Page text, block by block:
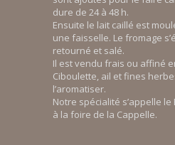
dure de 24 à 48 h.
Ensuite le lait caillé est
une faisselle. Le fromage
retourné et salé.
Il est vendu frais ou affiné
Ciboulette, ail et fines
l’aromatiser.
Notre spécialité s’appelle le
à la foire de la Cappelle.